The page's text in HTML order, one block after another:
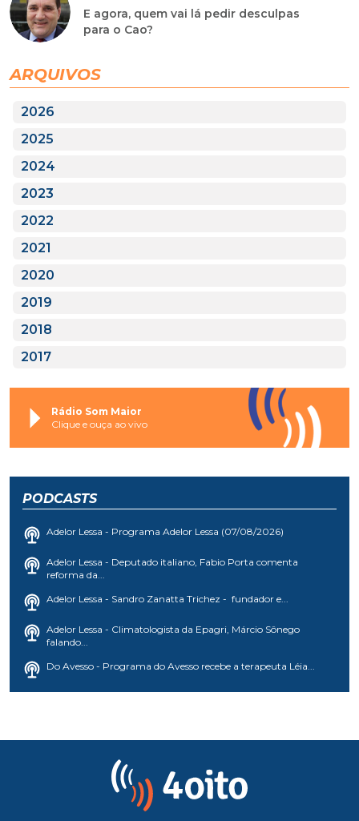
E agora, quem vai lá pedir desculpas
para o Cao?
ARQUIVOS
2026
2025
2024
2023
2022
2021
2020
2019
2018
2017
Rádio Som Maior
Clique e ouça ao vivo
PODCASTS
Adelor Lessa - Programa Adelor Lessa (07/08/2026)
Adelor Lessa - Deputado italiano, Fabio Porta comenta
reforma da...
Adelor Lessa - Sandro Zanatta Trichez - fundador e...
Adelor Lessa - Climatologista da Epagri, Márcio Sônego
falando...
Do Avesso - Programa do Avesso recebe a terapeuta Léia...